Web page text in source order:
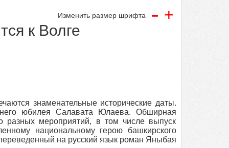
Изменить размер шрифта - +
к Волге
знаменательные исторические даты.
юбилея Салавата Юлаева. Обширная
разных мероприятий, в том числе выпуск
национальному герою башкирского
на русский язык роман Яныбая